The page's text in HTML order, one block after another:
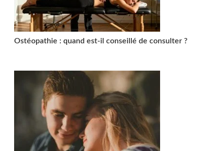
Ostéopathie : quand est-il conseillé de consulter ?